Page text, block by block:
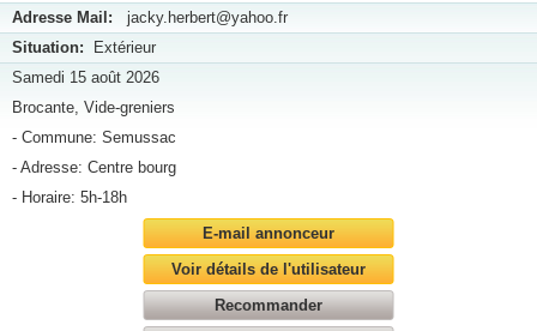
Adresse Mail: jacky.herbert@yahoo.fr
Situation: Extérieur
Samedi 15 août 2026
Brocante, Vide-greniers
- Commune: Semussac
- Adresse: Centre bourg
- Horaire: 5h-18h
E-mail annonceur
Voir détails de l'utilisateur
Recommander